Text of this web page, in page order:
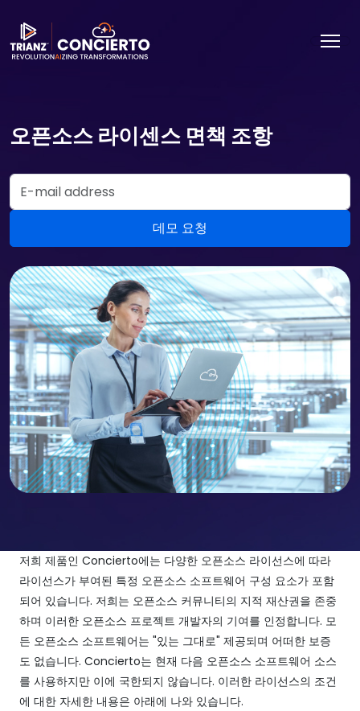
오픈소스 라이센스 면책 조항
Email Address
저희 제품인 Concierto에는 다양한 오픈소스 라이선스에 따라
라이선스가 부여된 특정 오픈소스 소프트웨어 구성 요소가 포함
되어 있습니다. 저희는 오픈소스 커뮤니티의 지적 재산권을 존중
하며 이러한 오픈소스 프로젝트 개발자의 기여를 인정합니다. 모
든 오픈소스 소프트웨어는 "있는 그대로" 제공되며 어떠한 보증
도 없습니다. Concierto는 현재 다음 오픈소스 소프트웨어 소스
를 사용하지만 이에 국한되지 않습니다. 이러한 라이선스의 조건
에 대한 자세한 내용은 아래에 나와 있습니다.